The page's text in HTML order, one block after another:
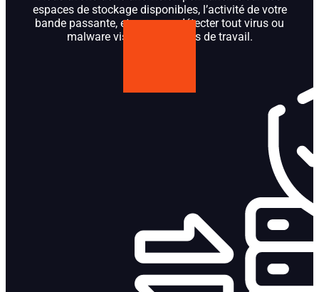
espaces de stockage disponibles, l’activité de votre
bande passante, et pouvons détecter tout virus ou
malware visant vos postes de travail.